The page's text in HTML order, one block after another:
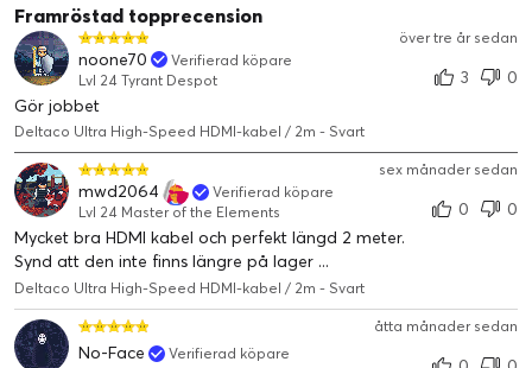
Framröstad topprecension
över tre år sedan
noone70
Verifierad köpare
Lvl 24 Tyrant Despot
3
0
Gör jobbet
Deltaco Ultra High-Speed HDMI-kabel / 2m - Svart
sex månader sedan
mwd2064
Verifierad köpare
Lvl 24 Master of the Elements
0
0
Mycket bra HDMI kabel och perfekt längd 2 meter.
Synd att den inte finns längre på lager ...
Deltaco Ultra High-Speed HDMI-kabel / 2m - Svart
åtta månader sedan
No-Face Verifierad köpare